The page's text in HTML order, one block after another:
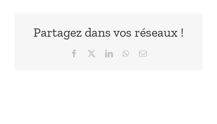
Partagez dans vos réseaux !
Facebook LinkedInWhatsApp
Email